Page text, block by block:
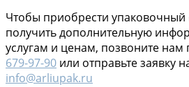
Чтобы приобрести упаковочный
получить дополнительную
услугам и ценам, позвоните нам
679-97-90 или отправьте заявку
info@arliupak.ru